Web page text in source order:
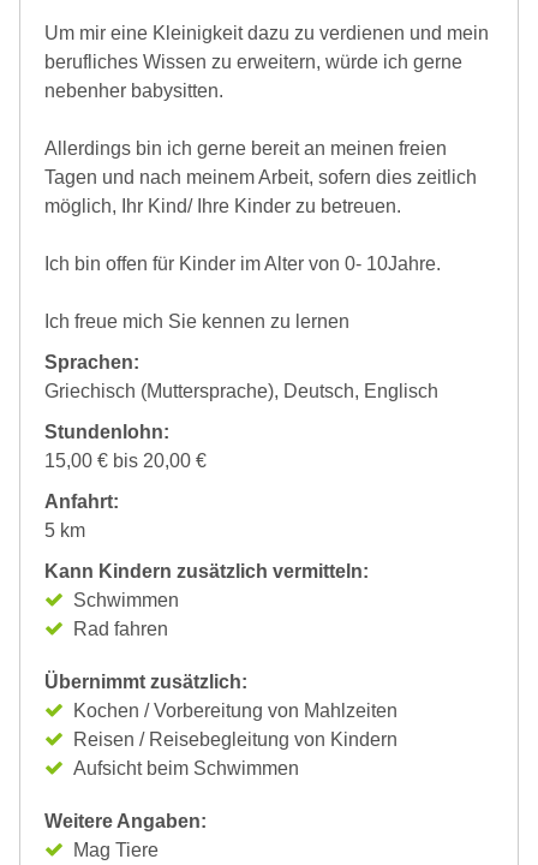
Um mir eine Kleinigkeit dazu zu verdienen und mein
berufliches Wissen zu erweitern, würde ich gerne
nebenher babysitten.
Allerdings bin ich gerne bereit an meinen freien
Tagen und nach meinem Arbeit, sofern dies zeitlich
möglich, Ihr Kind/ Ihre Kinder zu betreuen.
Ich bin offen für Kinder im Alter von 0- 10Jahre.
Ich freue mich Sie kennen zu lernen
Sprachen:
Griechisch (Muttersprache), Deutsch, Englisch
Stundenlohn:
15,00 € bis 20,00 €
Anfahrt:
5 km
Kann Kindern zusätzlich vermitteln:
Schwimmen
Rad fahren
Übernimmt zusätzlich:
Kochen / Vorbereitung von Mahlzeiten
Reisen / Reisebegleitung von Kindern
Aufsicht beim Schwimmen
Weitere Angaben:
Mag Tiere